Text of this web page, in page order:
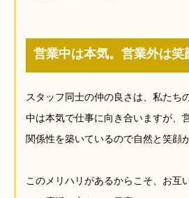
営業中は本気。営業外は笑
スタッフ同士の仲の良さは、私たち
中は本気で仕事に向き合いますが、
関係性を築いているので自然と笑顔
このメリハリがあるからこそ、お互